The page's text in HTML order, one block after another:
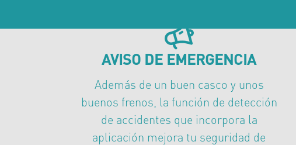
AVISO DE EMERGENCIA
Además de un buen casco y unos
buenos frenos, la función de detección
de accidentes que incorpora la
aplicación mejora tu seguridad de